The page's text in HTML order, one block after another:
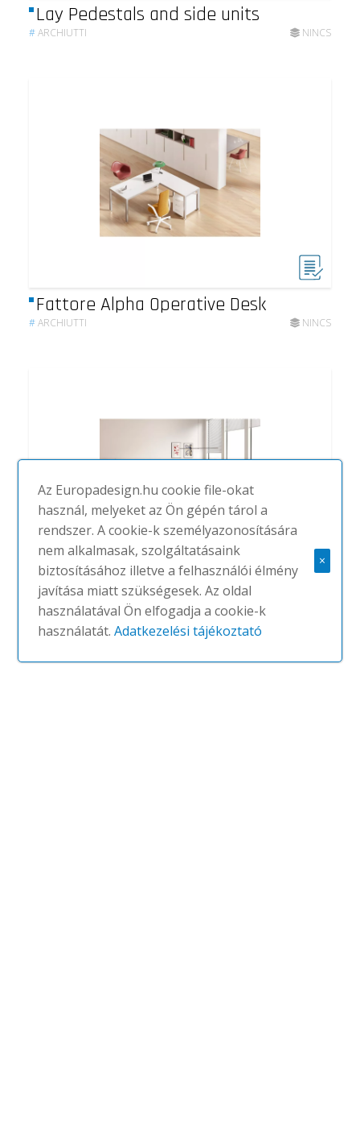
Lay Pedestals and side units
#ARCHIUTTI NINCS
Fattore Alpha Operative Desk
#ARCHIUTTI NINCS
Fattore Alpha Executive table
ARCHIUTTI
Az Europadesign.hu cookie file-okat
használ, melyeket az Ön gépén tárol a
rendszer. A cookie-k személyazonosítására
nem alkalmasak, szolgáltatásaink
biztosításához illetve a felhasználói élmény
javítása miatt szükségesek. Az oldal
használatával Ön elfogadja a cookie-k
használatát.Adatkezelési tájékoztató
×